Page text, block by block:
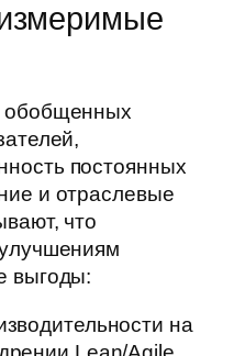
обобщенных
постоянных
и отраслевые
что
выгоды:
на